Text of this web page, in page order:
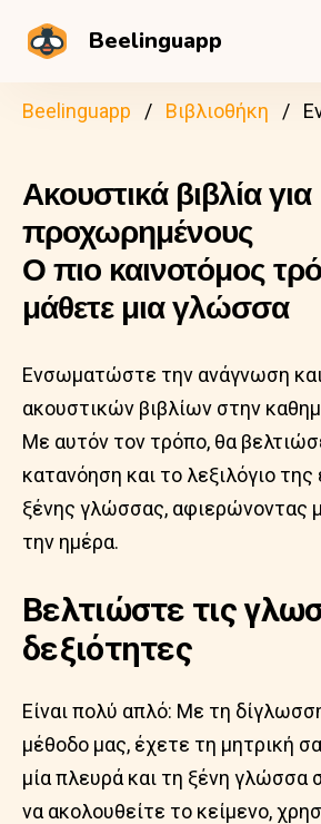
Beelinguapp
Beelinguapp Βιβλιοθήκη
Ακουστικά βιβλία για
προχωρημένους
Ο πιο καινοτόμος
μάθετε μια γλώσσα
Ενσωματώστε την ανάγνωση
ακουστικών βιβλίων στην
Με αυτόν τον τρόπο, θα
κατανόηση και το λεξιλόγιο της
ξένης γλώσσας, αφιερώνοντας
την ημέρα.
Βελτιώστε τις
δεξιότητες
Είναι πολύ απλό: Με τη
μέθοδο μας, έχετε τη μητρική
μία πλευρά και τη ξένη γλώσσα
να ακολουθείτε το κείμενο,